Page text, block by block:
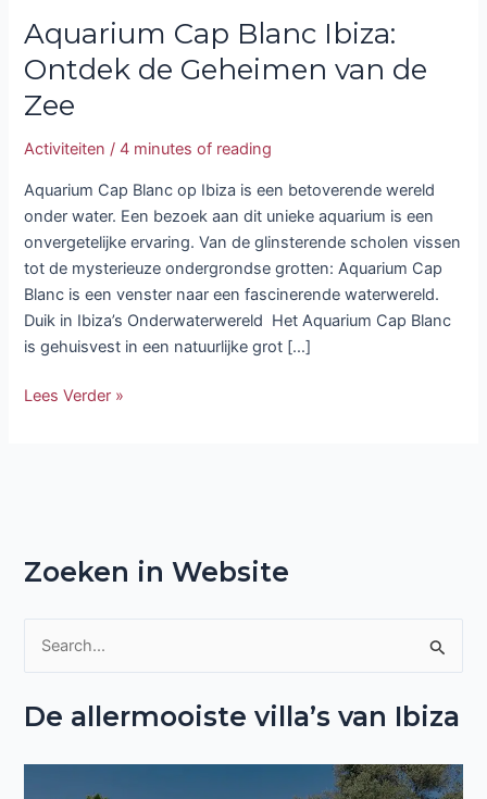
Aquarium Cap Blanc Ibiza:
Ontdek de Geheimen van de
Zee
Activiteiten /4 minutes of reading
Aquarium Cap Blanc op Ibiza is een betoverende wereld
onder water. Een bezoek aan dit unieke aquarium is een
onvergetelijke ervaring. Van de glinsterende scholen vissen
tot de mysterieuze ondergrondse grotten: Aquarium Cap
Blanc is een venster naar een fascinerende waterwereld.
Duik in Ibiza’s Onderwaterwereld Het Aquarium Cap Blanc
is gehuisvest in een natuurlijke grot […]
Lees Verder »
Zoeken in Website
e
De allermooiste villa’s van Ibiza